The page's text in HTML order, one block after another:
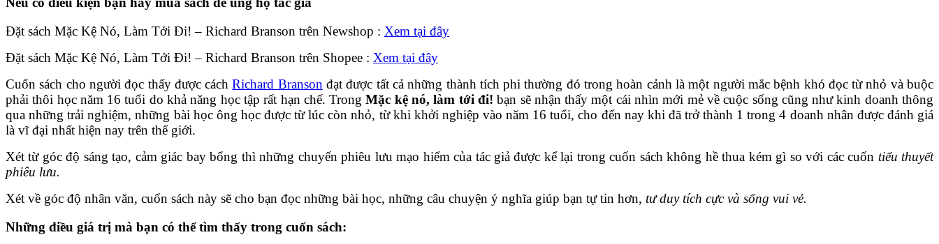
Đặt sách Mặc Kệ Nó, Làm Tới Đi! – Richard Branson trên Newshop : Xem tại đây
Đặt sách Mặc Kệ Nó, Làm Tới Đi! – Richard Branson trên Shopee : Xem tại đây
Cuốn sách cho người đọc thấy được cáchRichard Branson đạt được tất cả những thành tích phi thường đó trong hoàn cảnh là một người mắc bệnh khó đọc từ nhỏ và buộc
phải thôi học năm 16 tuổi do khả năng học tập rất hạn chế. Trong Mặc kệ nó, làm tới đi! bạn sẽ nhận thấy một cái nhìn mới mẻ về cuộc sống cũng như kinh doanh thông
qua những trải nghiệm, những bài học ông học được từ lúc còn nhỏ, từ khi khởi nghiệp vào năm 16 tuổi, cho đến nay khi đã trở thành 1 trong 4 doanh nhân được đánh giá
là vĩ đại nhất hiện nay trên thế giới.
Xét từ góc độ sáng tạo, cảm giác bay bổng thì những chuyến phiêu lưu mạo hiểm của tác giả được kể lại trong cuốn sách không hề thua kém gì so với các cuốn tiểu thuyết
phiêu lưu.
Xét về góc độ nhân văn, cuốn sách này sẽ cho bạn đọc những bài học, những câu chuyện ý nghĩa giúp bạn tự tin hơn, tư duy tích cực và sống vui vẻ.
Những điều giá trị mà bạn có thể tìm thấy trong cuốn sách: